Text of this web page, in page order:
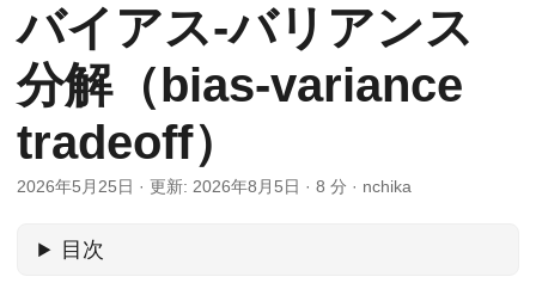
バイアス-バリアンス
分解（bias-variance
tradeoff）
2026年5月25日 · 更新: 2026年8月5日 · 8 分 · nchika
目次